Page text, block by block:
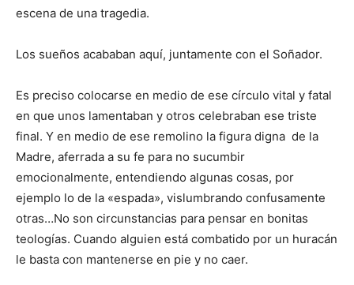
escena de una tragedia.
Los sueños acababan aquí, juntamente con el Soñador.
Es preciso colocarse en medio de ese círculo vital y fatal
en que unos lamentaban y otros celebraban ese triste
final. Y en medio de ese remolino la figura digna de la
Madre, aferrada a su fe para no sucumbir
emocionalmente, entendiendo algunas cosas, por
ejemplo lo de la «espada», vislumbrando confusamente
otras…No son circunstancias para pensar en bonitas
teologías. Cuando alguien está combatido por un huracán
le basta con mantenerse en pie y no caer.